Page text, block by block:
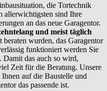
die Tortechnik
allerwichtigsten sind Ihre
an das neue Garagentor.
und meist täglich
wurden, das Garagentor
funktioniert werden Sie
Damit das auch so wird,
Zeit für die Beratung. Unsere
auf die Baustelle und
das passende ist.